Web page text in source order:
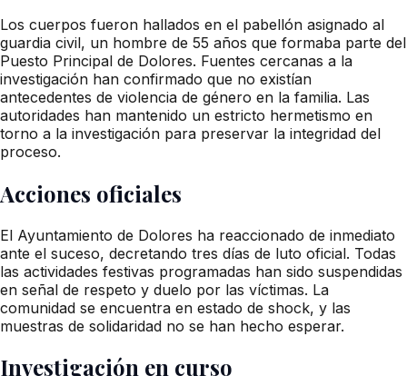
Los cuerpos fueron hallados en el pabellón asignado al
guardia civil, un hombre de 55 años que formaba parte del
Puesto Principal de Dolores. Fuentes cercanas a la
investigación han confirmado que no existían
antecedentes de violencia de género en la familia. Las
autoridades han mantenido un estricto hermetismo en
torno a la investigación para preservar la integridad del
proceso.
Acciones oficiales
El Ayuntamiento de Dolores ha reaccionado de inmediato
ante el suceso, decretando tres días de luto oficial. Todas
las actividades festivas programadas han sido suspendidas
en señal de respeto y duelo por las víctimas. La
comunidad se encuentra en estado de shock, y las
muestras de solidaridad no se han hecho esperar.
Investigación en curso